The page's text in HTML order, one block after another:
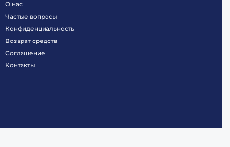
О нас
Частые вопросы
Конфиденциальность
Возврат средств
Соглашение
Контакты